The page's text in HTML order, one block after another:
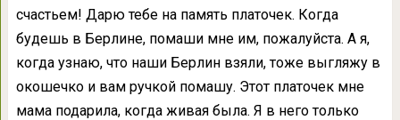
счастьем! Дарю тебе на память платочек. Когда
будешь в Берлине, помаши мне им, пожалуйста. А я,
когда узнаю, что наши Берлин взяли, тоже выгляжу в
окошечко и вам ручкой помашу. Этот платочек мне
мама подарила, когда живая была. Я в него только